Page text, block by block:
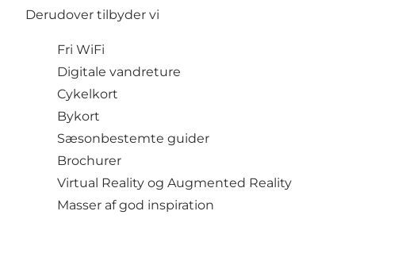
Derudover tilbyder vi
Fri WiFi
Digitale vandreture
Cykelkort
Bykort
Sæsonbestemte guider
Brochurer
Virtual Reality og Augmented Reality
Masser af god inspiration